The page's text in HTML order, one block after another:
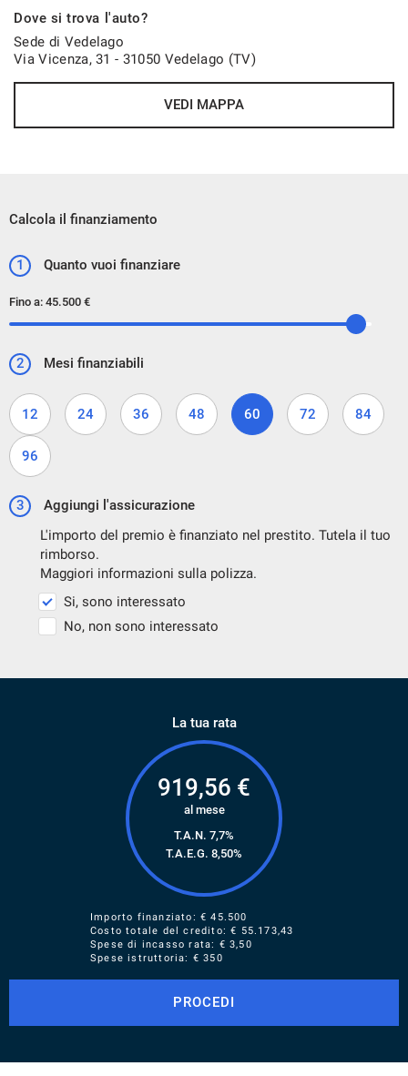
Dove si trova l'auto?
Sede di Vedelago
Via Vicenza, 31 - 31050 Vedelago (TV)
VEDI MAPPA
Calcola il finanziamento
1 Quanto vuoi finanziare
Fino a: 45.500 €
2 Mesi finanziabili
12 24 36 48 60 72 84
96
3
Aggiungi l'assicurazione
L'importo del premio è finanziato nel prestito. Tutela il tuo
rimborso.
Maggiori informazioni sulla polizza.
Si, sono interessato
No, non sono interessato
La tua rata
919,56 €
al mese
T.A.N. 7,7%
T.A.E.G. 8,50%
Importo finanziato: €45.500
Costo totale del credito: € 55.173,43
Spese di incasso rata: € 3,50
Spese istruttoria: € 350
PROCEDI